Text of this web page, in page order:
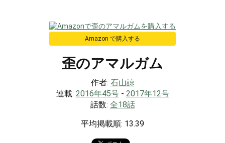
Amazon で購入する
歪のアマルガム
作者: 石山諒
連載: 2016年45号- 2017年12号
話数: 全18話
平均掲載順: 13.39